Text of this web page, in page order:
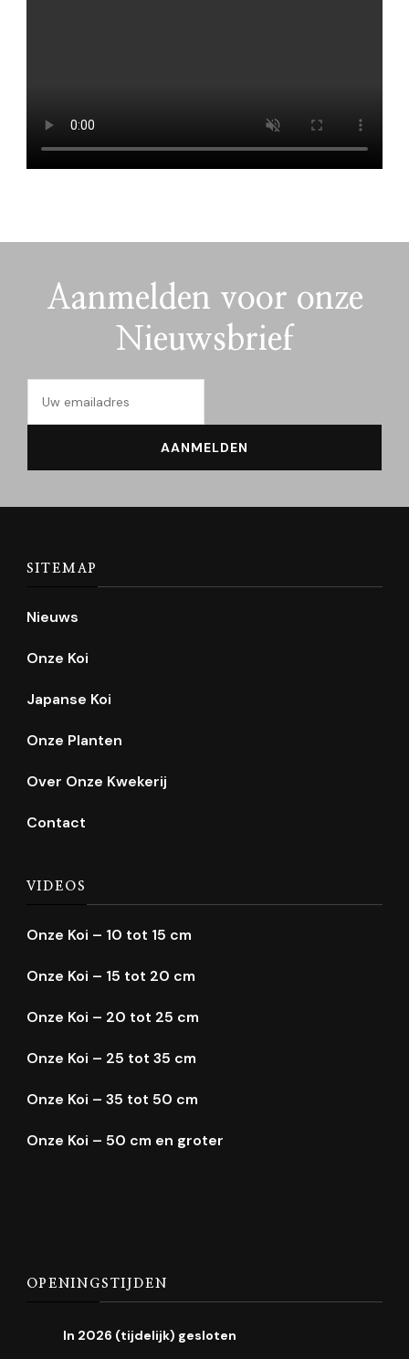
Aanmelden voor onze
Nieuwsbrief
SITEMAP
Nieuws
Onze Koi
Japanse Koi
Onze Planten
Over Onze Kwekerij
Contact
VIDEOS
Onze Koi – 10 tot 15 cm
Onze Koi – 15 tot 20 cm
Onze Koi – 20 tot 25 cm
Onze Koi – 25 tot 35 cm
Onze Koi – 35 tot 50 cm
Onze Koi – 50 cm en groter
OPENINGSTIJDEN
In 2026 (tijdelijk) gesloten